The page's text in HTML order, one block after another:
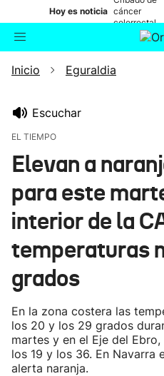
Hoy es noticia cáncer
colorrectal
Buscador
Inicio Eguraldia
Escuchar
EL TIEMPO
Elevan a
para este
interior de la
temperaturas
grados
En la zona costera las
los 20 y los 29 grados
martes y en el Eje del
los 19 y los 36. En Navarra
alerta naranja.